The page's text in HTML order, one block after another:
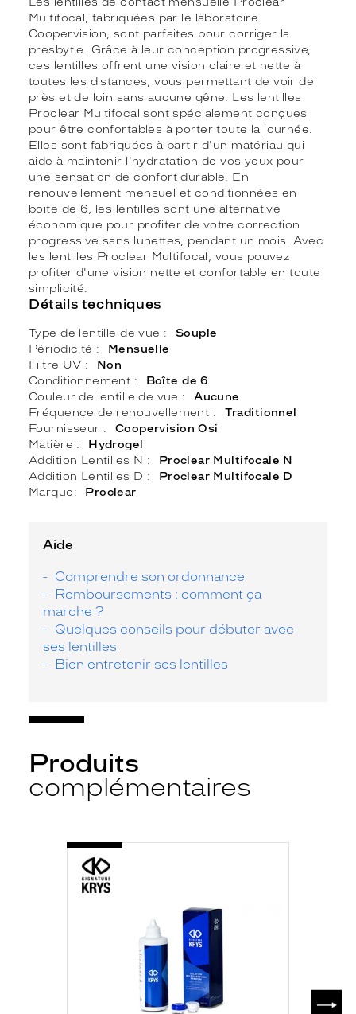
Multifocal, fabriquées par le laboratoire
Coopervision, sont parfaites pour corriger la
presbytie. Grâce à leur conception progressive,
ces lentilles offrent une vision claire et nette à
toutes les distances, vous permettant de voir de
près et de loin sans aucune gêne. Les lentilles
Proclear Multifocal sont spécialement conçues
pour être confortables à porter toute la journée.
Elles sont fabriquées à partir d'un matériau qui
aide à maintenir l'hydratation de vos yeux pour
une sensation de confort durable. En
renouvellement mensuel et conditionnées en
boite de 6, les lentilles sont une alternative
économique pour profiter de votre correction
progressive sans lunettes, pendant un mois. Avec
les lentilles Proclear Multifocal, vous pouvez
profiter d'une vision nette et confortable en toute
simplicité.
Détails techniques
Type de lentille de vue
Souple
Périodicité
Mensuelle
Filtre UV
Non
Conditionnement
Boîte de 6
Couleur de lentille de vue
Aucune
Fréquence de renouvellement
Traditionnel
Fournisseur
Coopervision Osi
Matière
Hydrogel
Addition Lentilles N
Proclear Multifocale N
Addition Lentilles D
Proclear Multifocale D
Marque
Proclear
Aide
Comprendre son ordonnance
Remboursements : comment ça
marche ?
Quelques conseils pour débuter avec
ses lentilles
Bien entretenir ses lentilles
Produits
complémentaires
-
S.K
MULTI
350ML